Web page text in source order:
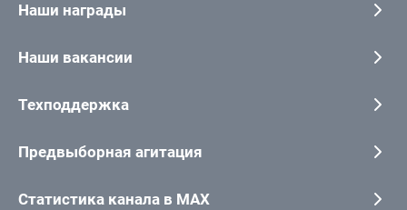
Наши награды
Наши вакансии
Техподдержка
Предвыборная агитация
Статистика канала в MAX